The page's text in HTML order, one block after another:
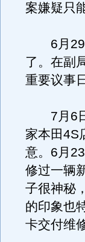
案嫌疑只
6月29
了。在副
重要议事
7月6日
家本田4S
意。6月
修过一辆
子很神秘
的印象也
卡交付维